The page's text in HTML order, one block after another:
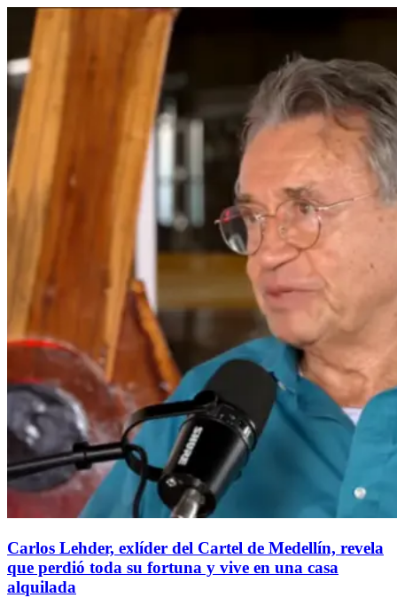
Carlos Lehder, exlíder del Cartel de Medellín, revela
que perdió toda su fortuna y vive en una casa
alquilada